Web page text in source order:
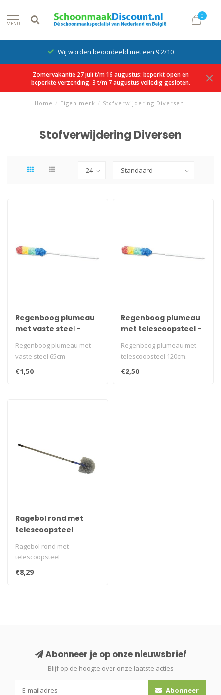
MENU
0
Wij worden beoordeeld met een 9.2/10
Zomervakantie 27 juli t/m 16 augustus: beperkt open en
beperkte verzending. 3 t/m 7 augustus volledig gesloten.
Home / Eigen merk / Stofverwijdering Diversen
Stofverwijdering Diversen
Regenboog plumeau
met vaste steel -
65cm
Regenboog plumeau met
vaste steel 65cm
€1,50
Regenboog plumeau
met telescoopsteel -
120cm
Regenboog plumeau met
telescoopsteel 120cm.
€2,50
Ragebol rond met
telescoopsteel
Ragebol rond met
telescoopsteel
€8,29
Abonneer je op onze nieuwsbrief
Blijf op de hoogte over onze laatste acties
Abonneer